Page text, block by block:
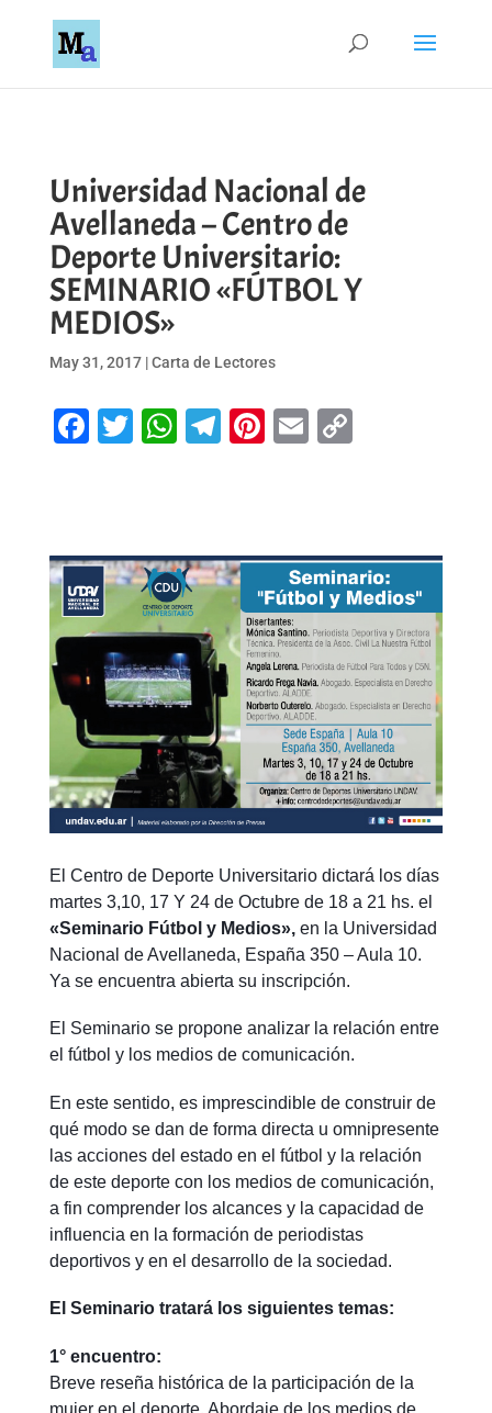
Universidad Nacional de
Avellaneda – Centro de
Deporte Universitario:
SEMINARIO «FÚTBOL Y
MEDIOS»
May 31, 2017|Carta de Lectores
Facebook
Twitter
WhatsApp
Telegram
Pinterest
EmailCopy
El Centro de Deporte Universitario dictará los días
martes 3,10, 17 Y 24 de Octubre de 18 a 21 hs. el
«Seminario Fútbol y Medios»,en la Universidad
Nacional de Avellaneda, España 350 – Aula 10.
Ya se encuentra abierta su inscripción.
El Seminario se propone analizar la relación entre
el fútbol y los medios de comunicación.
En este sentido, es imprescindible de construir de
qué modo se dan de forma directa u omnipresente
las acciones del estado en el fútbol y la relación
de este deporte con los medios de comunicación,
a fin comprender los alcances y la capacidad de
influencia en la formación de periodistas
deportivos y en el desarrollo de la sociedad.
El Seminario tratará los siguientes temas:
1° encuentro:
Breve reseña histórica de la participación de la
mujer en el deporte. Abordaje de los medios de